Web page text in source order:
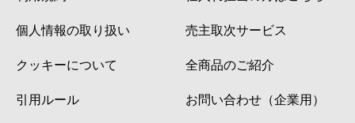
個人情報の取り扱い
クッキーについて
引用ルール
売主取次サービス
全商品のご紹介
お問い合わせ（企業用）